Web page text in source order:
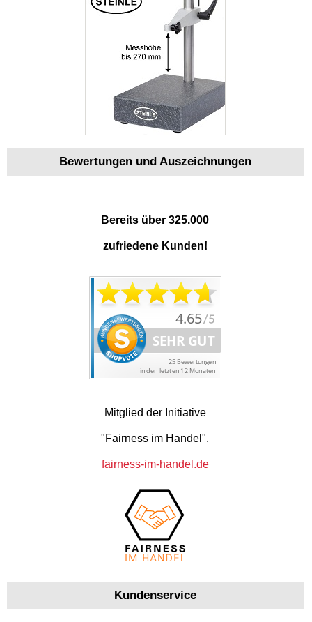
Bewertungen und Auszeichnungen
Bereits über 325.000
zufriedene Kunden!
Mitglied der Initiative
"Fairness im Handel".
fairness-im-handel.de
Kundenservice